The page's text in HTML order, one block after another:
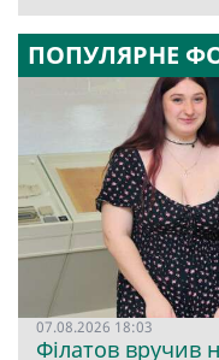
ПОПУЛЯРНЕ
07.08.2026 18:03
Філатов вручив